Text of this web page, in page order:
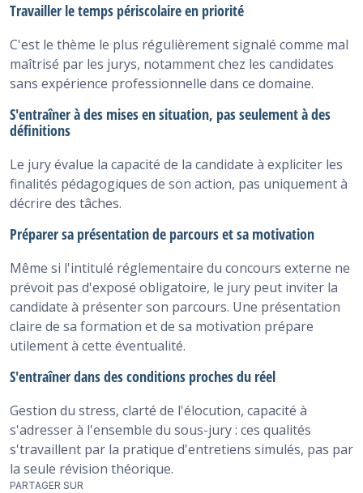
Travailler le temps périscolaire en priorité
C'est le thème le plus régulièrement signalé comme mal
maîtrisé par les jurys, notamment chez les candidates
sans expérience professionnelle dans ce domaine.
S'entraîner à des mises en situation, pas seulement à des
définitions
Le jury évalue la capacité de la candidate à expliciter les
finalités pédagogiques de son action, pas uniquement à
décrire des tâches.
Préparer sa présentation de parcours et sa motivation
Même si l'intitulé réglementaire du concours externe ne
prévoit pas d'exposé obligatoire, le jury peut inviter la
candidate à présenter son parcours. Une présentation
claire de sa formation et de sa motivation prépare
utilement à cette éventualité.
S'entraîner dans des conditions proches du réel
Gestion du stress, clarté de l'élocution, capacité à
s'adresser à l'ensemble du sous-jury : ces qualités
s'travaillent par la pratique d'entretiens simulés, pas par
la seule révision théorique.
PARTAGER SUR